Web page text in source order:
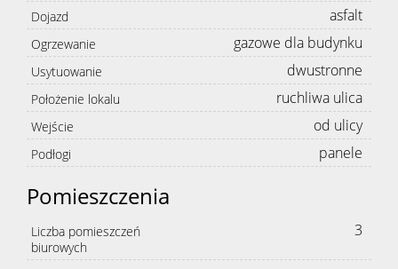
Dojazd asfalt
Ogrzewanie gazowe dla budynku
Usytuowanie dwustronne
Położenie lokalu ruchliwa ulica
Wejście od ulicy
Podłogi panele
Pomieszczenia
Liczba pomieszczeń
biurowych
3